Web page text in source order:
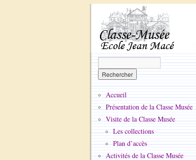
Accueil
Présentation de la Classe Musée
Visite de la Classe Musée
Les collections
Plan d’accès
Activités de la Classe Musée